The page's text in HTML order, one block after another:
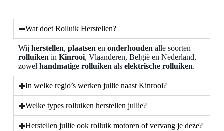
Wat doet Rolluik Herstellen?
Wij herstellen, plaatsen en onderhouden alle soorten
rolluiken in Kinrooi, Vlaanderen, België en Nederland,
zowel handmatige rolluiken als elektrische rolluiken.
In welke regio’s werken jullie naast Kinrooi?
Welke types rolluiken herstellen jullie?
Herstellen jullie ook rolluik motoren of vervang je deze?